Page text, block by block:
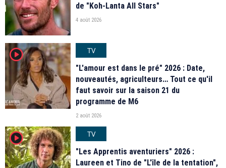
de "Koh-Lanta All Stars"
4 août 2026
player2
TV
"L'amour est dans le pré" 2026 : Date,
nouveautés, agriculteurs… Tout ce qu'il
faut savoir sur la saison 21 du
programme de M6
2 août 2026
player2
TV
"Les Apprentis aventuriers" 2026 :
Laureen et Tino de "L'île de la tentation",